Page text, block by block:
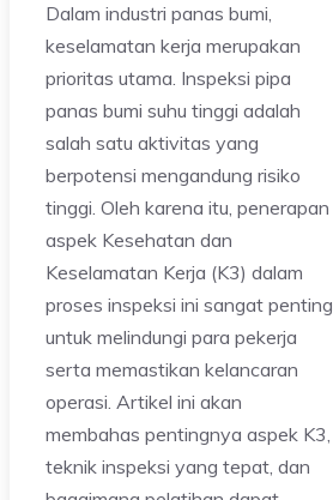
Dalam industri panas bumi,
keselamatan kerja merupakan
prioritas utama. Inspeksi pipa
panas bumi suhu tinggi adalah
salah satu aktivitas yang
berpotensi mengandung risiko
tinggi. Oleh karena itu, penerapan
aspek Kesehatan dan
Keselamatan Kerja (K3) dalam
proses inspeksi ini sangat penting
untuk melindungi para pekerja
serta memastikan kelancaran
operasi. Artikel ini akan
membahas pentingnya aspek K3,
teknik inspeksi yang tepat, dan